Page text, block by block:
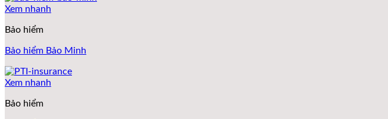
Xem nhanh
Bảo hiểm
Bảo hiểm Bảo Minh
Xem nhanh
Bảo hiểm